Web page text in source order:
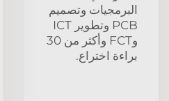
البرمجيات وتصميم
PCB وتطوير ICT
وFCT وأكثر من 30
براءة اختراع.